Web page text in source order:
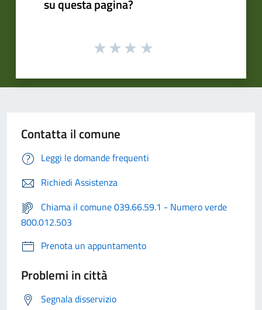
su questa pagina?
Contatta il comune
Leggi le domande frequenti
Richiedi Assistenza
Chiama il comune 039.66.59.1 - Numero verde
800.012.503
Prenota un appuntamento
Problemi in città
Segnala disservizio